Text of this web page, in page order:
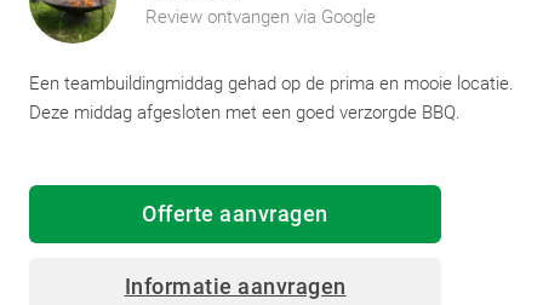
Review ontvangen via Google
Een teambuildingmiddag gehad op de prima en mooie locatie.
Deze middag afgesloten met een goed verzorgde BBQ.
Offerte aanvragen
Informatie aanvragen